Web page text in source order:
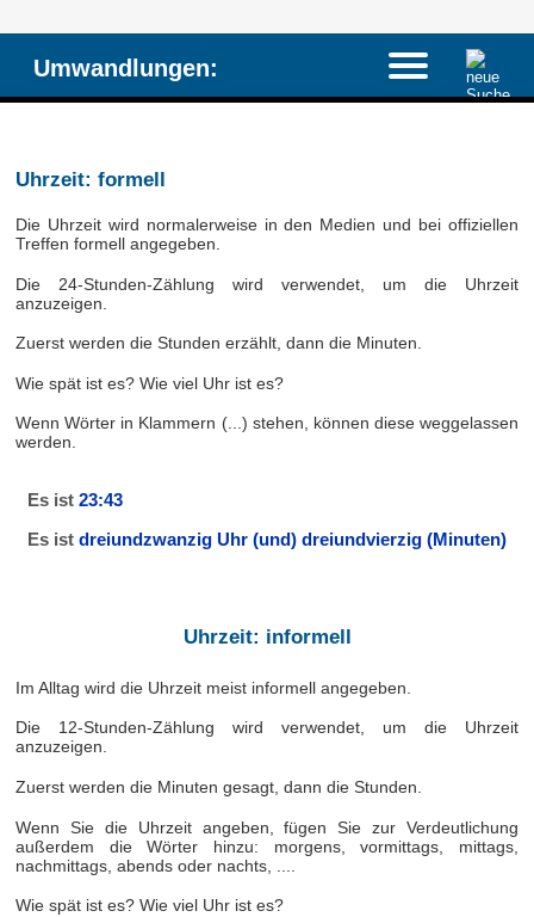
Umwandlungen:
Uhrzeit: formell
Die Uhrzeit wird normalerweise in den Medien und bei offiziellen
Treffen formell angegeben.
Die 24-Stunden-Zählung wird verwendet, um die Uhrzeit
anzuzeigen.
Zuerst werden die Stunden erzählt, dann die Minuten.
Wie spät ist es? Wie viel Uhr ist es?
Wenn Wörter in Klammern (...) stehen, können diese weggelassen
werden.
Es ist 23:43
Es ist dreiundzwanzig Uhr (und) dreiundvierzig (Minuten)
Uhrzeit: informell
Im Alltag wird die Uhrzeit meist informell angegeben.
Die 12-Stunden-Zählung wird verwendet, um die Uhrzeit
anzuzeigen.
Zuerst werden die Minuten gesagt, dann die Stunden.
Wenn Sie die Uhrzeit angeben, fügen Sie zur Verdeutlichung
außerdem die Wörter hinzu: morgens, vormittags, mittags,
nachmittags, abends oder nachts, ....
Wie spät ist es? Wie viel Uhr ist es?